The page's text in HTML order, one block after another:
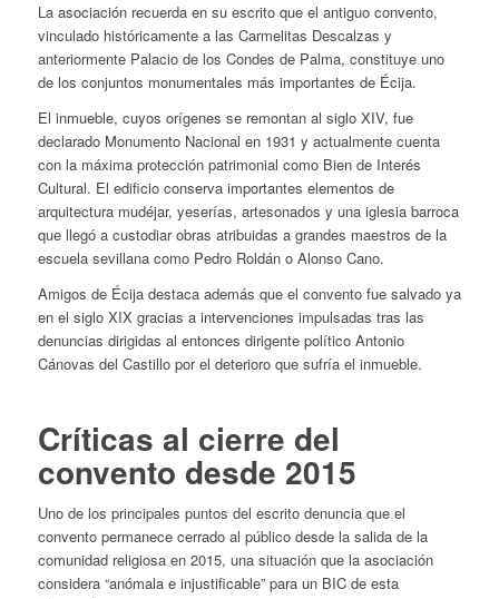
La asociación recuerda en su escrito que el antiguo convento,
vinculado históricamente a las Carmelitas Descalzas y
anteriormente Palacio de los Condes de Palma, constituye uno
de los conjuntos monumentales más importantes de Écija.
El inmueble, cuyos orígenes se remontan al siglo XIV, fue
declarado Monumento Nacional en 1931 y actualmente cuenta
con la máxima protección patrimonial como Bien de Interés
Cultural. El edificio conserva importantes elementos de
arquitectura mudéjar, yeserías, artesonados y una iglesia barroca
que llegó a custodiar obras atribuidas a grandes maestros de la
escuela sevillana como Pedro Roldán o Alonso Cano.
Amigos de Écija destaca además que el convento fue salvado ya
en el siglo XIX gracias a intervenciones impulsadas tras las
denuncias dirigidas al entonces dirigente político Antonio
Cánovas del Castillo por el deterioro que sufría el inmueble.
Críticas al cierre del
convento desde 2015
Uno de los principales puntos del escrito denuncia que el
convento permanece cerrado al público desde la salida de la
comunidad religiosa en 2015, una situación que la asociación
considera “anómala e injustificable” para un BIC de esta